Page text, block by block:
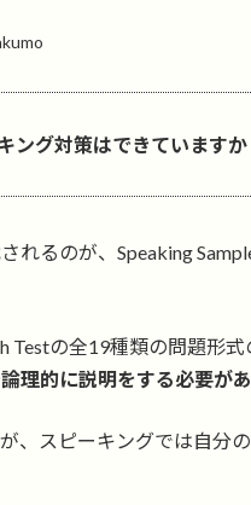
ング対策はできていますか
れるのが、Speaking
Testの全19種類の問題形
理的に説明をする必要が
、スピーキングでは自分